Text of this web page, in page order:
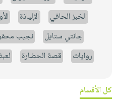
الخبز الحافي
الإلياذة
جانتي ستايل
نجيب
روايات
قصة الحضارة
كل الأقسام